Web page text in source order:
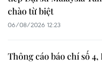
chào từ biệt
06/08/2026 12:23
Thông cáo báo chí số 4,